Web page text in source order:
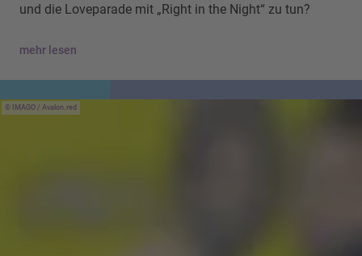
und die Loveparade mit „Right in the Night“ zu tun?
mehr lesen
IMAGO / Avalon.red